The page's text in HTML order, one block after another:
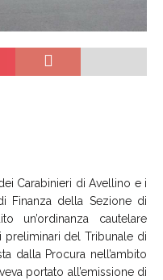
Carabinieri di Avellino e i
Finanza della Sezione di
un’ordinanza cautelare
del Tribunale di
dalla Procura nell’ambito
portato all’emissione di